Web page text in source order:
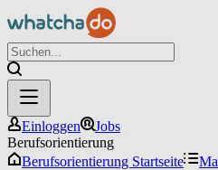
Einloggen
Jobs
Berufsorientierung
Berufsorientierung Startseite